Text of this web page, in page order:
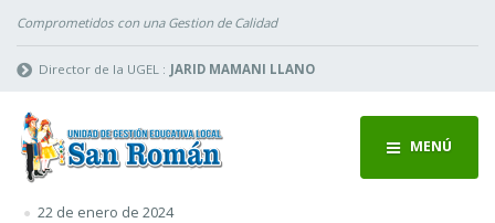
Comprometidos con una Gestion de Calidad
Director de la UGEL : JARID MAMANI LLANO
MENÚ
22 de enero de 2024